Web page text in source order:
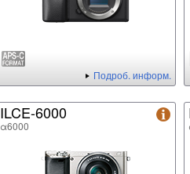
Подроб. информ.
ILCE-6000
α6000